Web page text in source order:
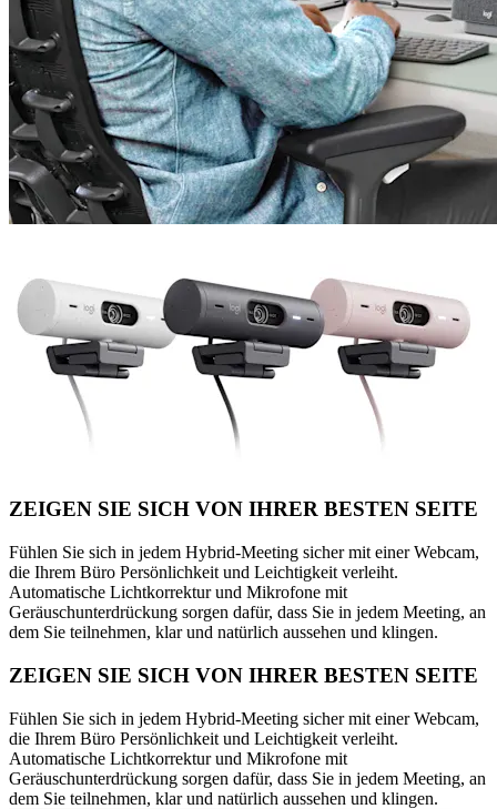
ZEIGEN SIE SICH VON IHRER BESTEN SEITE
Fühlen Sie sich in jedem Hybrid-Meeting sicher mit einer Webcam,
die Ihrem Büro Persönlichkeit und Leichtigkeit verleiht.
Automatische Lichtkorrektur und Mikrofone mit
Geräuschunterdrückung sorgen dafür, dass Sie in jedem Meeting, an
dem Sie teilnehmen, klar und natürlich aussehen und klingen.
ZEIGEN SIE SICH VON IHRER BESTEN SEITE
Fühlen Sie sich in jedem Hybrid-Meeting sicher mit einer Webcam,
die Ihrem Büro Persönlichkeit und Leichtigkeit verleiht.
Automatische Lichtkorrektur und Mikrofone mit
Geräuschunterdrückung sorgen dafür, dass Sie in jedem Meeting, an
dem Sie teilnehmen, klar und natürlich aussehen und klingen.